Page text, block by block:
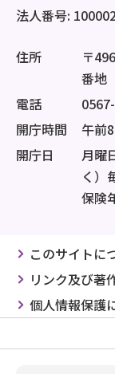
法人番号:
住所
〒
番地
電話
開庁時間
午前
開庁日
月曜
く）
保険
このサイトに
リンク及び著
個人情報保護